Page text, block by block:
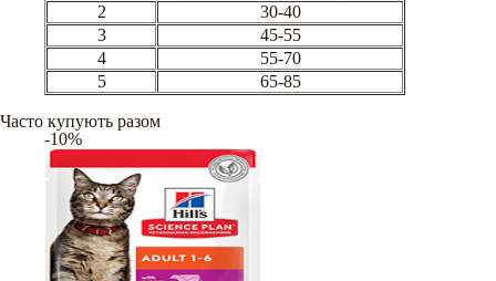
2
30-40
3
45-55
4
55-70
5
65-85
Часто купують разом
-10%